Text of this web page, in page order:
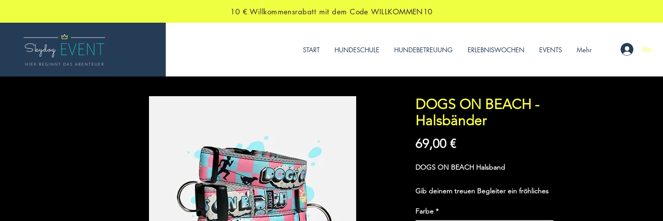
10 € Willkommensrabatt mit dem Code WILLKOMMEN10
START HUNDESCHULE HUNDEBETREUUNG ERLEBNISWOCHEN EVENTS Mehr
DOGS ON BEACH -
Halsbänder
69,00 €Preis
DOGS ON BEACH Halsband
Gib deinem treuen Begleiter ein fröhliches
Halsband"! Diese farbenfrohen Halsbänder
Farbe *